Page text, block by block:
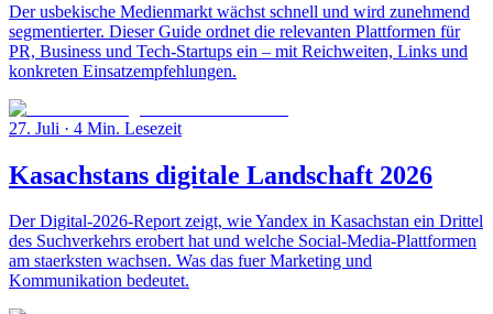
Der usbekische Medienmarkt wächst schnell und wird zunehmend
segmentierter. Dieser Guide ordnet die relevanten Plattformen für
PR, Business und Tech-Startups ein – mit Reichweiten, Links und
konkreten Einsatzempfehlungen.
27. Juli · 4 Min. Lesezeit
Kasachstans digitale Landschaft 2026
Der Digital-2026-Report zeigt, wie Yandex in Kasachstan ein Drittel
des Suchverkehrs erobert hat und welche Social-Media-Plattformen
am staerksten wachsen. Was das fuer Marketing und
Kommunikation bedeutet.